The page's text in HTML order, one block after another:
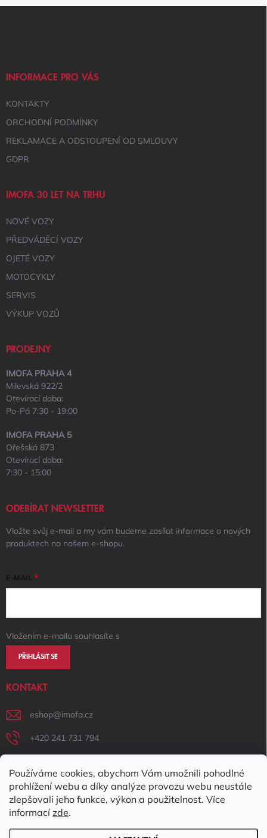
Používáme cookies, abychom Vám umožnili pohodlné
prohlížení webu a díky analýze provozu webu neustále
zlepšovali jeho funkce, výkon a použitelnost. Více
informacízde.
INFORMACE PRO VÁS
KONTAKTY
OBCHODNÍ PODMÍNKY
REKLAMACE A ODSTOUPENÍ OD SMLOUVY
GDPR
IMOFA 30 LET NA TRHU
NOVÉ VOZY
PŘEDVÁDĚCÍ VOZY
OJETÉ VOZY
MOTOCYKLY
SERVIS
VÝKUP VOZŮ
PRODEJNY
IMOFA PRAHA 4
Milevská 922/2
Otevírací doba:
Po-Pá 7:30 - 19:00
IMOFA PRAHA 5
Ořešská 873
Otevírací doba:
7:30 - 15:00
ODEBÍRAT NEWSLETTER
Vložte svůj e-mail a my vám budeme zasílat informace o nových
produktech na našem e-shopu.
E-MAIL
Vložením e-mailu souhlasíte s
PŘIHLÁSIT SE
KONTAKT
eshop@imofa.cz
+420 241 731 794
IMOFA Facebook
imofa_s.r.o